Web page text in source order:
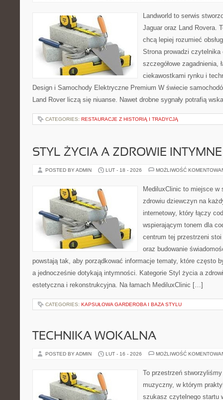
Landworld to serwis
Jaguar oraz Land Rovera.
chcą lepiej rozumieć
Strona prowadzi czytelnika
szczegółowe zagadnienia,
ciekawostkami rynku i
Design i Samochody Elektryczne Premium W świecie
Land Rover liczą się niuanse. Nawet drobne sygnały potrafią
CATEGORIES: RESTAURACJE Z HISTORIĄ I TRADYCJĄ
STYL ŻYCIA A ZDROWIE INTYMNE
POSTED BY ADMIN LUT - 18 - 2026 MOŻLIWOŚĆ
MediluxClinic to miejsce
zdrowiu dziewczyn na
internetowy, który łączy
wspierającym tonem dla
centrum tej przestrzeni
oraz budowanie
powstają tak, aby porządkować informacje tematy, które często
a jednocześnie dotykają intymności. Kategorie Styl życia a
estetyczna i rekonstrukcyjna. Na łamach MediluxClinic […]
CATEGORIES: KAPSUŁOWA GARDEROBA I BAZA STYLU
TECHNIKA WOKALNA
POSTED BY ADMIN LUT - 16 - 2026 MOŻLIWOŚĆ
To przestrzeń
muzyczny, w którym
szukasz czytelnego startu